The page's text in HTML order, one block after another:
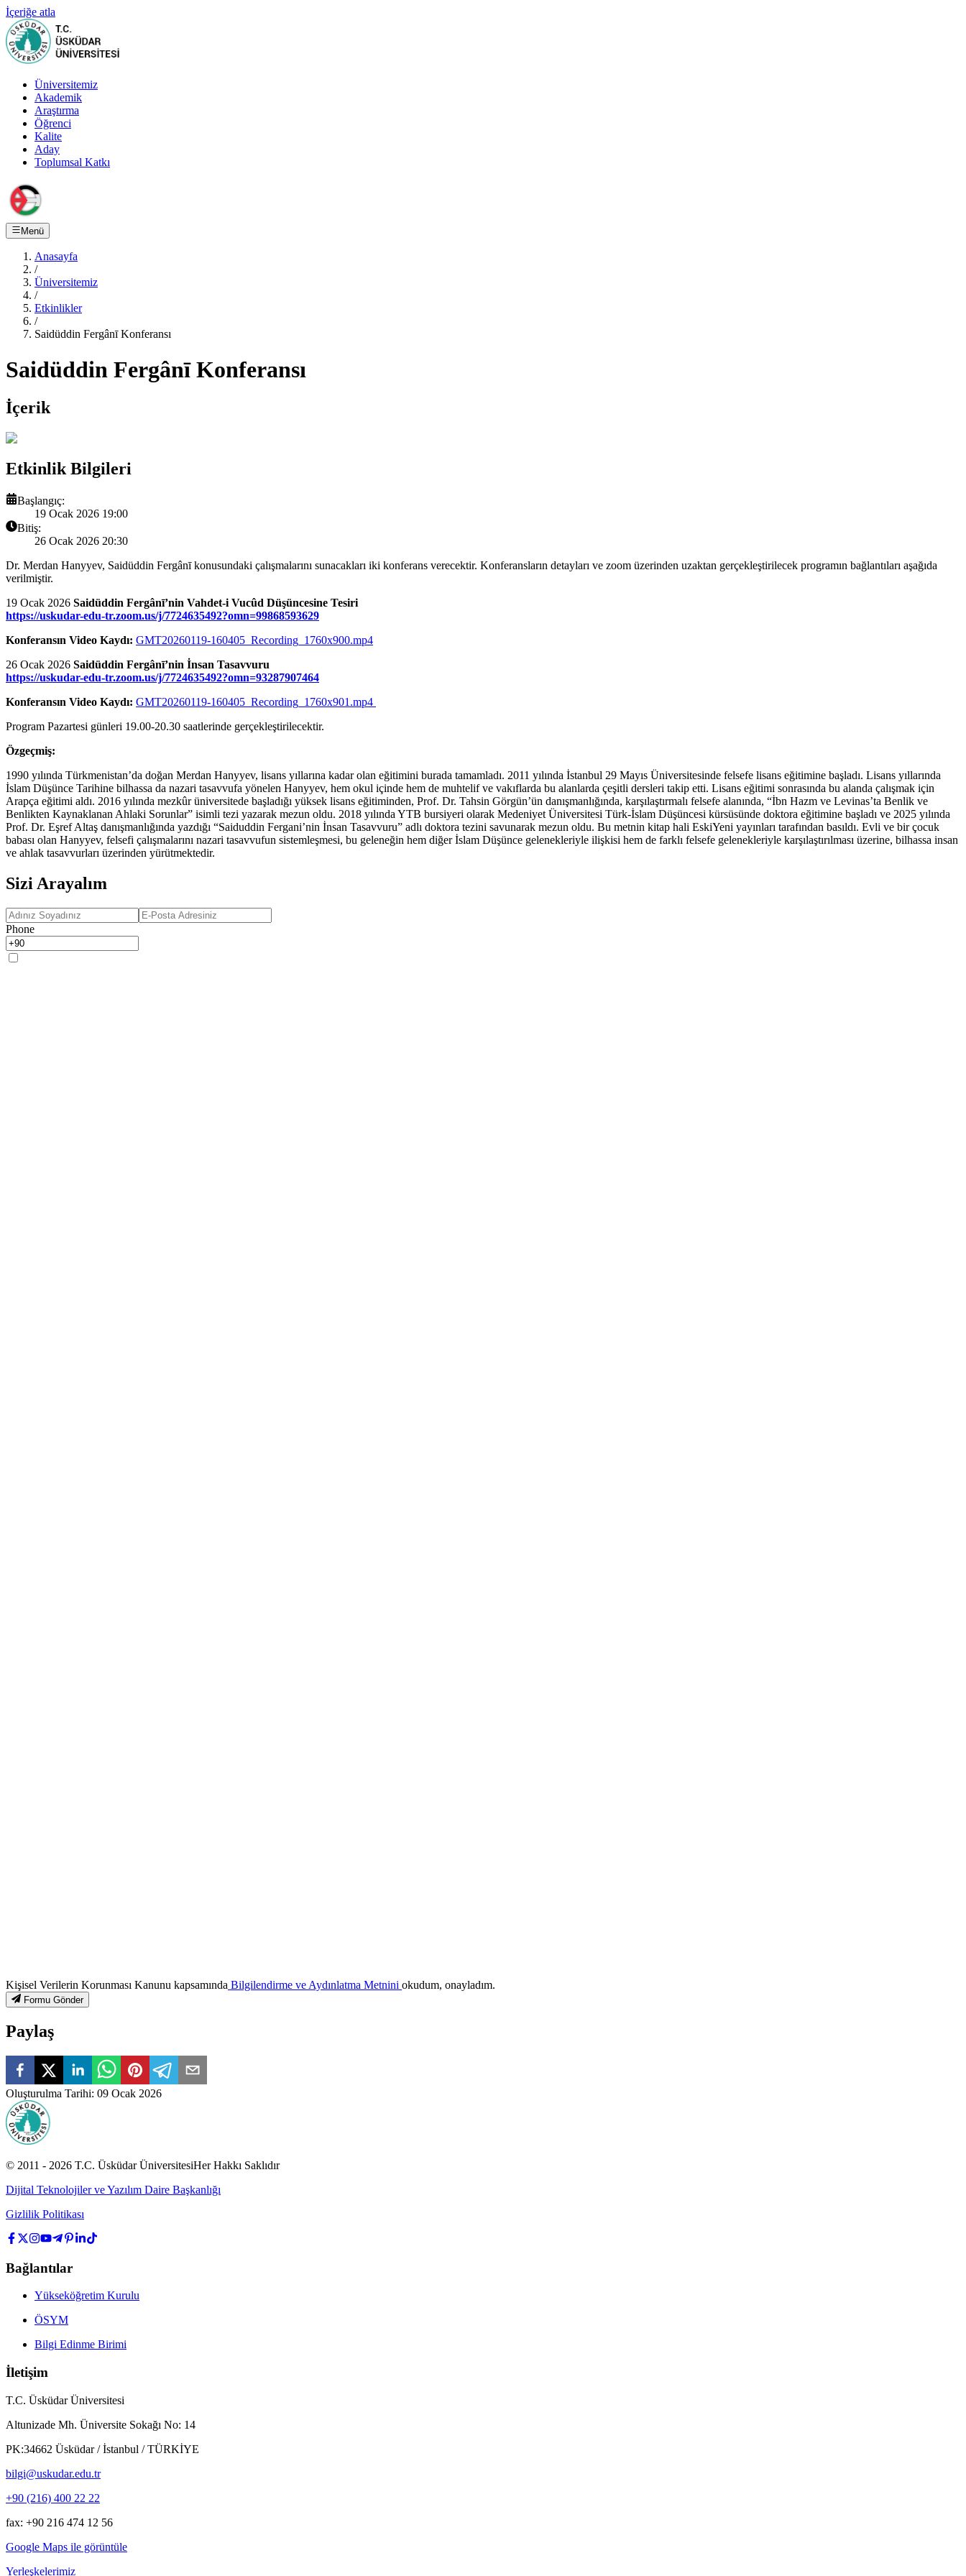
İçeriğe atla
Üniversitemiz
Akademik
Araştırma
Öğrenci
Kalite
Aday
Toplumsal Katkı
Menü
Anasayfa
/
Üniversitemiz
/
Etkinlikler
/
Saidüddin Fergânī Konferansı
Saidüddin Fergânī Konferansı
İçerik
Etkinlik Bilgileri
Başlangıç:
19 Ocak 2026 19:00
Bitiş:
26 Ocak 2026 20:30
Dr. Merdan Hanyyev, Saidüddin Fergânī konusundaki çalışmalarını sunacakları iki konferans verecektir. Konferansların detayları ve zoom üzerinden uzaktan gerçekleştirilecek programın bağlantıları aşağıda
verilmiştir.
19 Ocak 2026 Saidüddin Fergânī’nin Vahdet-i Vucûd Düşüncesine Tesiri
https://uskudar-edu-tr.zoom.us/j/7724635492?omn=99868593629
Konferansın Video Kaydı: GMT20260119-160405_Recording_1760x900.mp4
26 Ocak 2026 Saidüddin Fergânī’nin İnsan Tasavvuru
https://uskudar-edu-tr.zoom.us/j/7724635492?omn=93287907464
Konferansın Video Kaydı: GMT20260119-160405_Recording_1760x901.mp4
Program Pazartesi günleri 19.00-20.30 saatlerinde gerçekleştirilecektir.
Özgeçmiş:
1990 yılında Türkmenistan’da doğan Merdan Hanyyev, lisans yıllarına kadar olan eğitimini burada tamamladı. 2011 yılında İstanbul 29 Mayıs Üniversitesinde felsefe lisans eğitimine başladı. Lisans yıllarında
İslam Düşünce Tarihine bilhassa da nazari tasavvufa yönelen Hanyyev, hem okul içinde hem de muhtelif ve vakıflarda bu alanlarda çeşitli dersleri takip etti. Lisans eğitimi sonrasında bu alanda çalışmak için
Arapça eğitimi aldı. 2016 yılında mezkûr üniversitede başladığı yüksek lisans eğitiminden, Prof. Dr. Tahsin Görgün’ün danışmanlığında, karşılaştırmalı felsefe alanında, “İbn Hazm ve Levinas’ta Benlik ve
Benlikten Kaynaklanan Ahlaki Sorunlar” isimli tezi yazarak mezun oldu. 2018 yılında YTB bursiyeri olarak Medeniyet Üniversitesi Türk-İslam Düşüncesi kürsüsünde doktora eğitimine başladı ve 2025 yılında
Prof. Dr. Eşref Altaş danışmanlığında yazdığı “Saiduddin Fergani’nin İnsan Tasavvuru” adlı doktora tezini savunarak mezun oldu. Bu metnin kitap hali EskiYeni yayınları tarafından basıldı. Evli ve bir çocuk
babası olan Hanyyev, felsefi çalışmalarını nazari tasavvufun sistemleşmesi, bu geleneğin hem diğer İslam Düşünce gelenekleriyle ilişkisi hem de farklı felsefe gelenekleriyle karşılaştırılması üzerine, bilhassa insan
ve ahlak tasavvurları üzerinden yürütmektedir.
Sizi Arayalım
Phone
Kişisel Verilerin Korunması Kanunu kapsamında Bilgilendirme ve Aydınlatma Metnini okudum, onayladım.
Formu Gönder
Paylaş
Oluşturulma Tarihi: 09 Ocak 2026
© 2011 - 2026 T.C. Üsküdar ÜniversitesiHer Hakkı Saklıdır
Dijital Teknolojiler ve Yazılım Daire Başkanlığı
Gizlilik Politikası
Bağlantılar
Yükseköğretim Kurulu
ÖSYM
Bilgi Edinme Birimi
İletişim
T.C. Üsküdar Üniversitesi
Altunizade Mh. Üniversite Sokağı No: 14
PK:34662 Üsküdar / İstanbul / TÜRKİYE
bilgi@uskudar.edu.tr
+90 (216) 400 22 22
fax: +90 216 474 12 56
Google Maps ile görüntüle
Yerleşkelerimiz